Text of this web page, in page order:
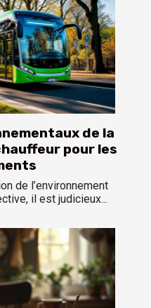
de la
pour les
de l’environnement
il est judicieux...